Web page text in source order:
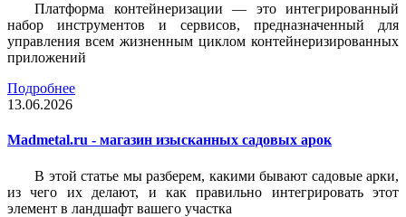
Платформа контейнеризации — это интегрированный
набор инструментов и сервисов, предназначенный для
управления всем жизненным циклом контейнеризированных
приложений
Подробнее
13.06.2026
Madmetal.ru - магазин изысканных садовых арок
В этой статье мы разберем, какими бывают садовые арки,
из чего их делают, и как правильно интегрировать этот
элемент в ландшафт вашего участка